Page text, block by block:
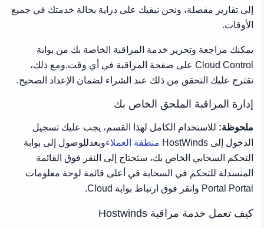
إلى تقارير مفصلة، ونحن نبقيك على دراية بحالة خدمتك في جميع
الأوقات.
يمكنك مراجعة وتحرير خدمة المراقبة الخاصة بك من بوابة
Cloud Control على صفحة المراقبة في أي وقت.ومع ذلك،
نقترح عليك التحقق من ذلك عند الشراء لضمان الإعداد الصحيح.
إدارة المراقبة الملحق الخاص بك
ملحوظة: للاستخدام الكامل لهذا القسم، يجب عليك تسجيل
الدخول إلى HostWinds
منطقة العملاءوبعدللوصول إلى بوابة
التحكم السحابي الخاص بك، ستحتاج إلى النقر فوق القائمة
المنسدلة للتحكم في السحابة في أعلى قائمة لوحة معلومات
Portal Portal وانقر فوق ارتباط بوابة Cloud.
كيف تعمل خدمة مراقبة Hostwinds